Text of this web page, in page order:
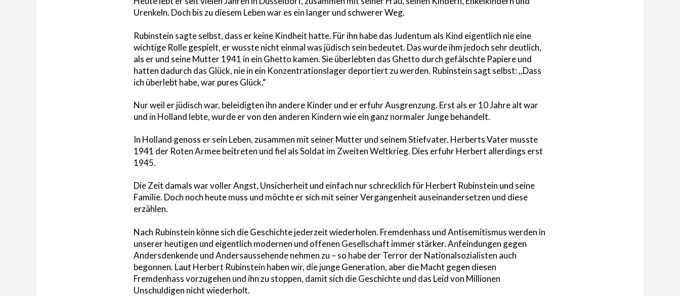
Urenkeln. Doch bis zu diesem Leben war es ein langer und schwerer Weg.
Rubinstein sagte selbst, dass er keine Kindheit hatte. Für ihn habe das Judentum als Kind eigentlich nie eine
wichtige Rolle gespielt, er wusste nicht einmal was jüdisch sein bedeutet. Das wurde ihm jedoch sehr deutlich,
als er und seine Mutter 1941 in ein Ghetto kamen. Sie überlebten das Ghetto durch gefälschte Papiere und
hatten dadurch das Glück, nie in ein Konzentrationslager deportiert zu werden. Rubinstein sagt selbst: ,,Dass
ich überlebt habe, war pures Glück.“
Nur weil er jüdisch war, beleidigten ihn andere Kinder und er erfuhr Ausgrenzung. Erst als er 10 Jahre alt war
und in Holland lebte, wurde er von den anderen Kindern wie ein ganz normaler Junge behandelt.
In Holland genoss er sein Leben, zusammen mit seiner Mutter und seinem Stiefvater. Herberts Vater musste
1941 der Roten Armee beitreten und fiel als Soldat im Zweiten Weltkrieg. Dies erfuhr Herbert allerdings erst
1945.
Die Zeit damals war voller Angst, Unsicherheit und einfach nur schrecklich für Herbert Rubinstein und seine
Familie. Doch noch heute muss und möchte er sich mit seiner Vergangenheit auseinandersetzen und diese
erzählen.
Nach Rubinstein könne sich die Geschichte jederzeit wiederholen. Fremdenhass und Antisemitismus werden in
unserer heutigen und eigentlich modernen und offenen Gesellschaft immer stärker. Anfeindungen gegen
Andersdenkende und Andersaussehende nehmen zu – so habe der Terror der Nationalsozialisten auch
begonnen. Laut Herbert Rubinstein haben wir, die junge Generation, aber die Macht gegen diesen
Fremdenhass vorzugehen und ihn zu stoppen, damit sich die Geschichte und das Leid von Millionen
Unschuldigen nicht wiederholt.